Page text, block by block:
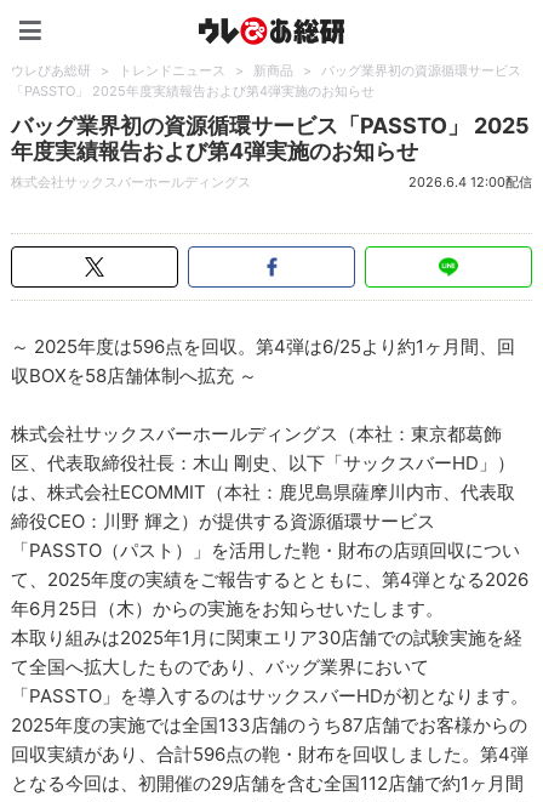
ウレぴあ総研 > トレンドニュース > 新商品 >
バッグ業界初の資源循環サービス
「PASSTO」 2025年度実績報告および第4弾実施のお知らせ
バッグ業界初の資源循環サービス「PASSTO」 2025
年度実績報告および第4弾実施のお知らせ
株式会社サックスバーホールディングス 2026.6.4 12:00配信
～ 2025年度は596点を回収。第4弾は6/25より約1ヶ月間、回
収BOXを58店舗体制へ拡充 ～
株式会社サックスバーホールディングス（本社：東京都葛飾
区、代表取締役社長：木山 剛史、以下「サックスバーHD」）
は、株式会社ECOMMIT（本社：鹿児島県薩摩川内市、代表取
締役CEO：川野 輝之）が提供する資源循環サービス
「PASSTO（パスト）」を活用した鞄・財布の店頭回収につい
て、2025年度の実績をご報告するとともに、第4弾となる2026
年6月25日（木）からの実施をお知らせいたします。
本取り組みは2025年1月に関東エリア30店舗での試験実施を経
て全国へ拡大したものであり、バッグ業界において
「PASSTO」を導入するのはサックスバーHDが初となります。
2025年度の実施では全国133店舗のうち87店舗でお客様からの
回収実績があり、合計596点の鞄・財布を回収しました。第4弾
となる今回は、初開催の29店舗を含む全国112店舗で約1ヶ月間